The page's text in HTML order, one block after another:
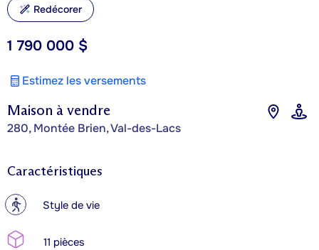
Maison à vendre
280, Montée Brien, Val-des-Lacs
1 790 000 $
Estimez les versements
Redécorer
Caractéristiques
? Style de vie
11 pièces